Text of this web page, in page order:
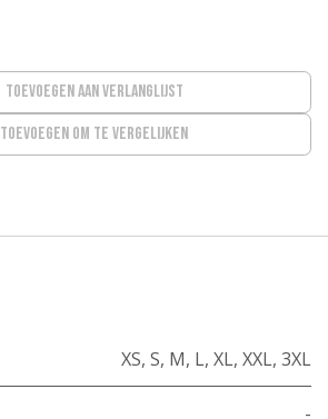
Toevoegen om te vergelijken
Toevoegen aan verlanglijst
XS, S, M, L, XL, XXL, 3XL
-